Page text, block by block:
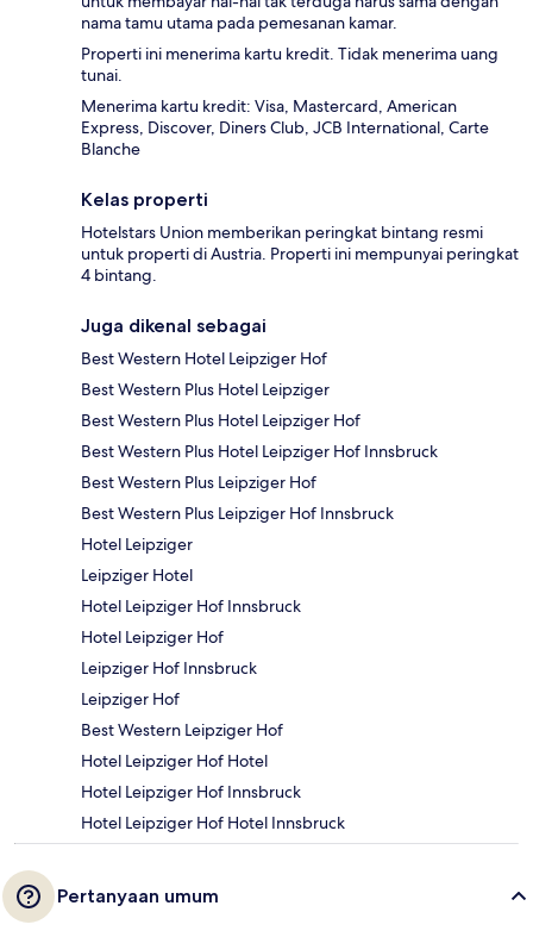
nama tamu utama pada pemesanan kamar.
Properti ini menerima kartu kredit. Tidak menerima uang
tunai.
Menerima kartu kredit: Visa, Mastercard, American
Express, Discover, Diners Club, JCB International, Carte
Blanche
Kelas properti
Hotelstars Union memberikan peringkat bintang resmi
untuk properti di Austria. Properti ini mempunyai peringkat
4 bintang.
Juga dikenal sebagai
Best Western Hotel Leipziger Hof
Best Western Plus Hotel Leipziger
Best Western Plus Hotel Leipziger Hof
Best Western Plus Hotel Leipziger Hof Innsbruck
Best Western Plus Leipziger Hof
Best Western Plus Leipziger Hof Innsbruck
Hotel Leipziger
Leipziger Hotel
Hotel Leipziger Hof Innsbruck
Hotel Leipziger Hof
Leipziger Hof Innsbruck
Leipziger Hof
Best Western Leipziger Hof
Hotel Leipziger Hof Hotel
Hotel Leipziger Hof Innsbruck
Hotel Leipziger Hof Hotel Innsbruck
Pertanyaan umum